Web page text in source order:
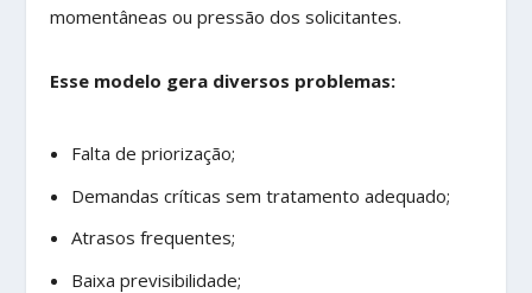
momentâneas ou pressão dos solicitantes.
Esse modelo gera diversos problemas:
Falta de priorização;
Demandas críticas sem tratamento adequado;
Atrasos frequentes;
Baixa previsibilidade;